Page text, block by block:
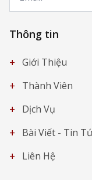
Thông tin
+ Giới Thiệu
+ Thành Viên
+ Dịch Vụ
+ Bài Viết - Tin
+ Liên Hệ